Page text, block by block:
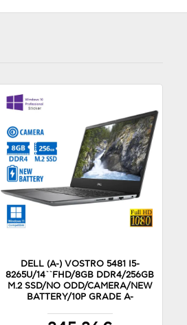
DELL (A-) VOSTRO 5481 I5-
8265U/14``FHD/8GB DDR4/256GB
M.2 SSD/NO ODD/CAMERA/NEW
BATTERY/10P GRADE A-